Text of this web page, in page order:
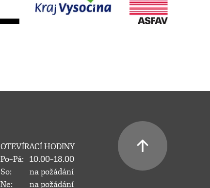
OTEVÍRACÍ HODINY
Po–Pá:
10.00–18.00
So:
na požádání
Ne:
na požádání